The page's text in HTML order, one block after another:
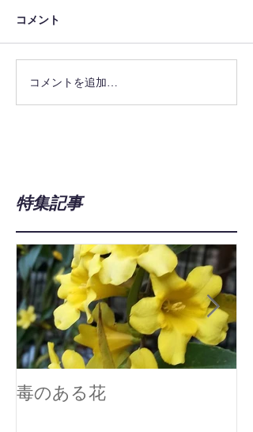
コメント
コメントを追加…
特集記事
毒のある花